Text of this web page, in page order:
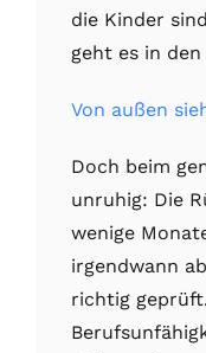
die Kinder
geht es in den
Von außen
Doch beim
unruhig: Die
wenige
irgendwann
richtig